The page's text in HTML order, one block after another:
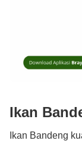
Ikan
Ikan Bandeng